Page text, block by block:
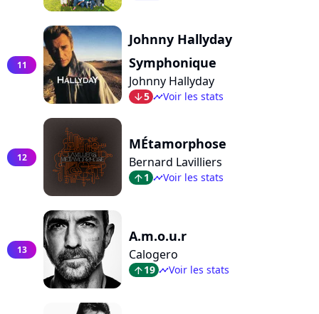
11
Johnny Hallyday
Symphonique
Johnny Hallyday
arrow_bot5 timelineVoir les stats
12
MÉtamorphose
Bernard Lavilliers
arrow_top1 timelineVoir les stats
13
A.m.o.u.r
Calogero
arrow_top19 timelineVoir les stats